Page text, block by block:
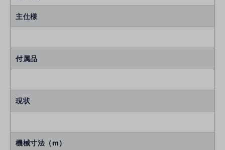
主仕様
付属品
現状
機械寸法（m）